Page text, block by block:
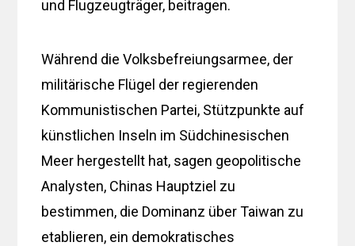
und Flugzeugträger, beitragen.
Während die Volksbefreiungsarmee, der
militärische Flügel der regierenden
Kommunistischen Partei, Stützpunkte auf
künstlichen Inseln im Südchinesischen
Meer hergestellt hat, sagen geopolitische
Analysten, Chinas Hauptziel zu
bestimmen, die Dominanz über Taiwan zu
etablieren, ein demokratisches